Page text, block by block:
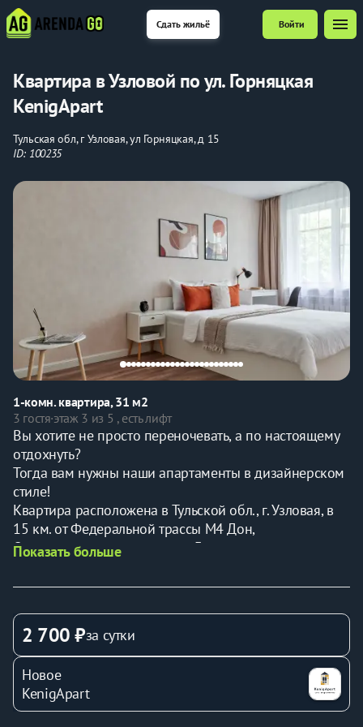
Сдать жильё Войти menu
Квартира в Узловой по ул. Горняцкая
KenigApart
Тульская обл, г Узловая, ул Горняцкая, д 15
ID: 100235
1-комн. квартира, 31 м2
3 гостя·этаж 3 из 5 , есть лифт
Вы хотите не просто переночевать, а по настоящему
отдохнуть?
Тогда вам нужны наши апартаменты в дизайнерском
стиле!
Квартира расположена в Тульской обл., г. Узловая, в
15 км. от Федеральной трассы М4 Дон,
Однокомнатная квартира на 3 этаже для посуточного
С первой секунды пребывания, Вы погрузитесь в
заботой подготовили для Вас все самое
необходимое для проживания в апартаментах: от
зубной щетки до мягких полотенец и тапочек.
Мы позаботились о Вас и собрали все самое лучшее в
наших апартаментах!
НАШИ ПРЕИМУЩЕСТВА 🙌
Показать больше
2 700 ₽за сутки
Новое
KenigApart